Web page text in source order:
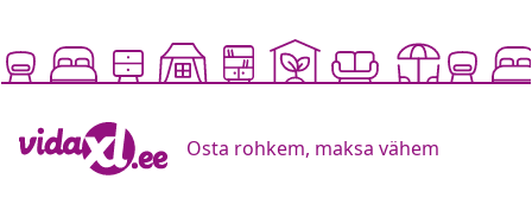
Osta rohkem, maksa vähem